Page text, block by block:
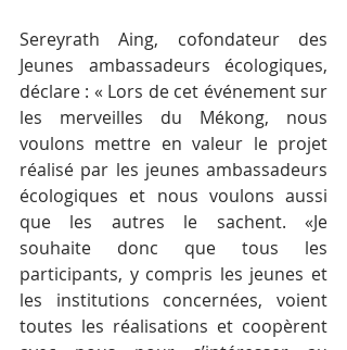
Sereyrath Aing, cofondateur des
Jeunes ambassadeurs écologiques,
déclare : « Lors de cet événement sur
les merveilles du Mékong, nous
voulons mettre en valeur le projet
réalisé par les jeunes ambassadeurs
écologiques et nous voulons aussi
que les autres le sachent. «Je
souhaite donc que tous les
participants, y compris les jeunes et
les institutions concernées, voient
toutes les réalisations et coopèrent